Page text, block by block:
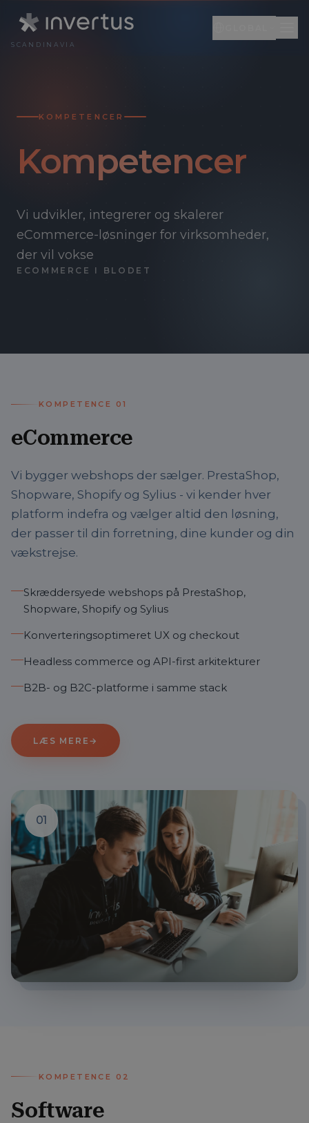
SCANDINAVIA
KOMPETENCER
Kompetencer
Vi udvikler, integrerer og skalerer
eCommerce-løsninger for virksomheder,
der vil vokse
ECOMMERCE I BLODET
KOMPETENCE 01
eCommerce
Vi bygger webshops der sælger. PrestaShop,
Shopware, Shopify og Sylius - vi kender hver
platform indefra og vælger altid den løsning,
der passer til din forretning, dine kunder og din
vækstrejse.
Skræddersyede webshops på PrestaShop,
Shopware, Shopify og Sylius
Konverteringsoptimeret UX og checkout
Headless commerce og API-first arkitekturer
B2B- og B2C-platforme i samme stack
LÆS MERE →
01
KOMPETENCE 02
Software